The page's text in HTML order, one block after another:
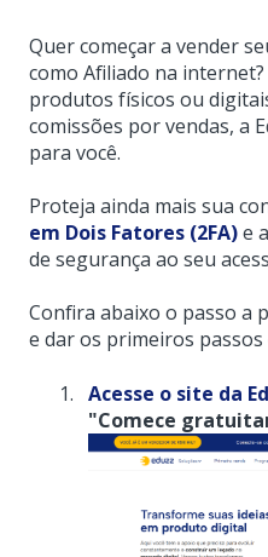
Quer começar a vender
como Afiliado na
produtos físicos ou
comissões por vendas, a
para você.
Proteja ainda mais sua
em Dois Fatores (2FA)e
de segurança ao seu
Confira abaixo o passo a
e dar os primeiros passos
Acesse o site da
"Comece